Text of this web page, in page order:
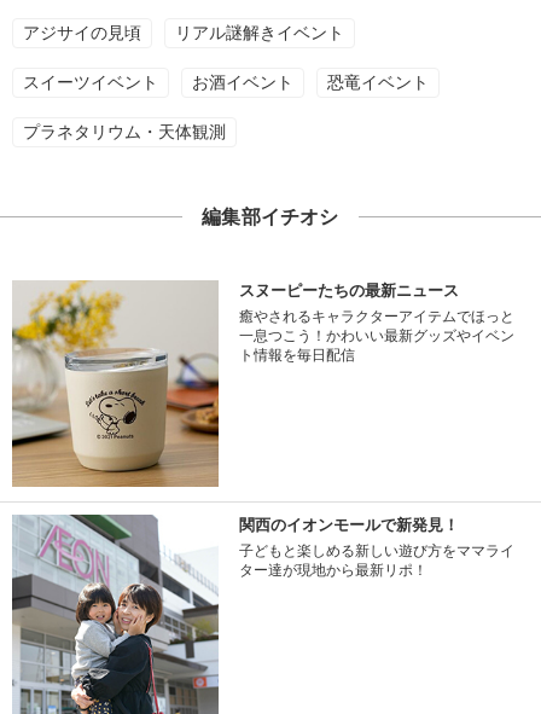
アジサイの見頃 リアル謎解きイベント
スイーツイベント お酒イベント 恐竜イベント
プラネタリウム・天体観測
編集部イチオシ
スヌーピーたちの最新ニュース
癒やされるキャラクターアイテムでほっと
一息つこう！かわいい最新グッズやイベン
ト情報を毎日配信
関西のイオンモールで新発見！
子どもと楽しめる新しい遊び方をママライ
ター達が現地から最新リポ！